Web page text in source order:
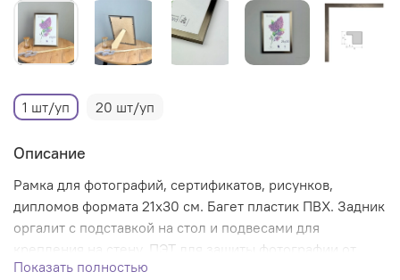
1 шт/уп 20 шт/уп
Описание
Рамка для фотографий, сертификатов, рисунков,
дипломов формата 21х30 см. Багет пластик ПВХ. Задник
оргалит с подставкой на стол и подвесами для
крепления на стену. ПЭТ для защиты фотографии от
механических повреждений.
Показать полностью